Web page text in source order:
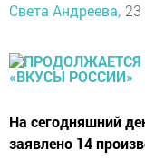
Света Андреева, 23
На сегодняшний
заявлено 14